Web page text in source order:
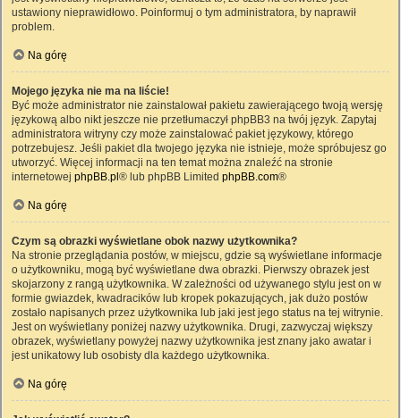
ustawiony nieprawidłowo. Poinformuj o tym administratora, by naprawił
problem.
Na górę
Mojego języka nie ma na liście!
Być może administrator nie zainstalował pakietu zawierającego twoją wersję
językową albo nikt jeszcze nie przetłumaczył phpBB3 na twój język. Zapytaj
administratora witryny czy może zainstalować pakiet językowy, którego
potrzebujesz. Jeśli pakiet dla twojego języka nie istnieje, może spróbujesz go
utworzyć. Więcej informacji na ten temat można znaleźć na stronie
internetowej phpBB.pl ® lub phpBB Limited phpBB.com®
Na górę
Czym są obrazki wyświetlane obok nazwy użytkownika?
Na stronie przeglądania postów, w miejscu, gdzie są wyświetlane informacje
o użytkowniku, mogą być wyświetlane dwa obrazki. Pierwszy obrazek jest
skojarzony z rangą użytkownika. W zależności od używanego stylu jest on w
formie gwiazdek, kwadracików lub kropek pokazujących, jak dużo postów
zostało napisanych przez użytkownika lub jaki jest jego status na tej witrynie.
Jest on wyświetlany poniżej nazwy użytkownika. Drugi, zazwyczaj większy
obrazek, wyświetlany powyżej nazwy użytkownika jest znany jako awatar i
jest unikatowy lub osobisty dla każdego użytkownika.
Na górę